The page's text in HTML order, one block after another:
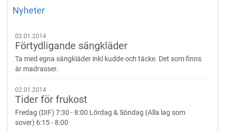
Nyheter
02.01.2014
Förtydligande sängkläder
Ta med egna sängkläder inkl kudde och täcke. Det som finns
är madrasser.
02.01.2014
Tider för frukost
Fredag (DIF) 7:30 - 8:00 Lördag & Söndag (Alla lag som
sover) 6:15 - 8:00